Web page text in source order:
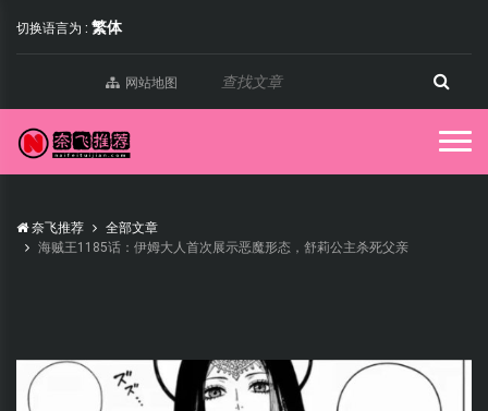
切换语言为 : 繁体
网站地图
奈飞推荐
全部文章
海贼王1185话：伊姆大人首次展示恶魔形态，舒莉公主杀死父亲